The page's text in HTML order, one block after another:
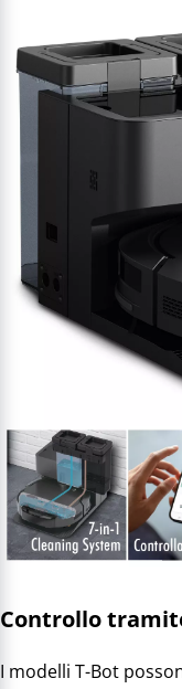
Controllo
I modelli T-Bot